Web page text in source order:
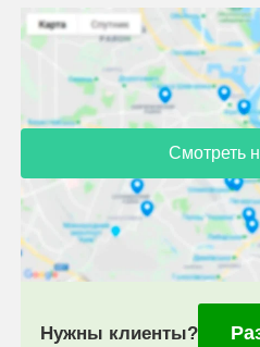
Смотреть
Нужны клиенты?